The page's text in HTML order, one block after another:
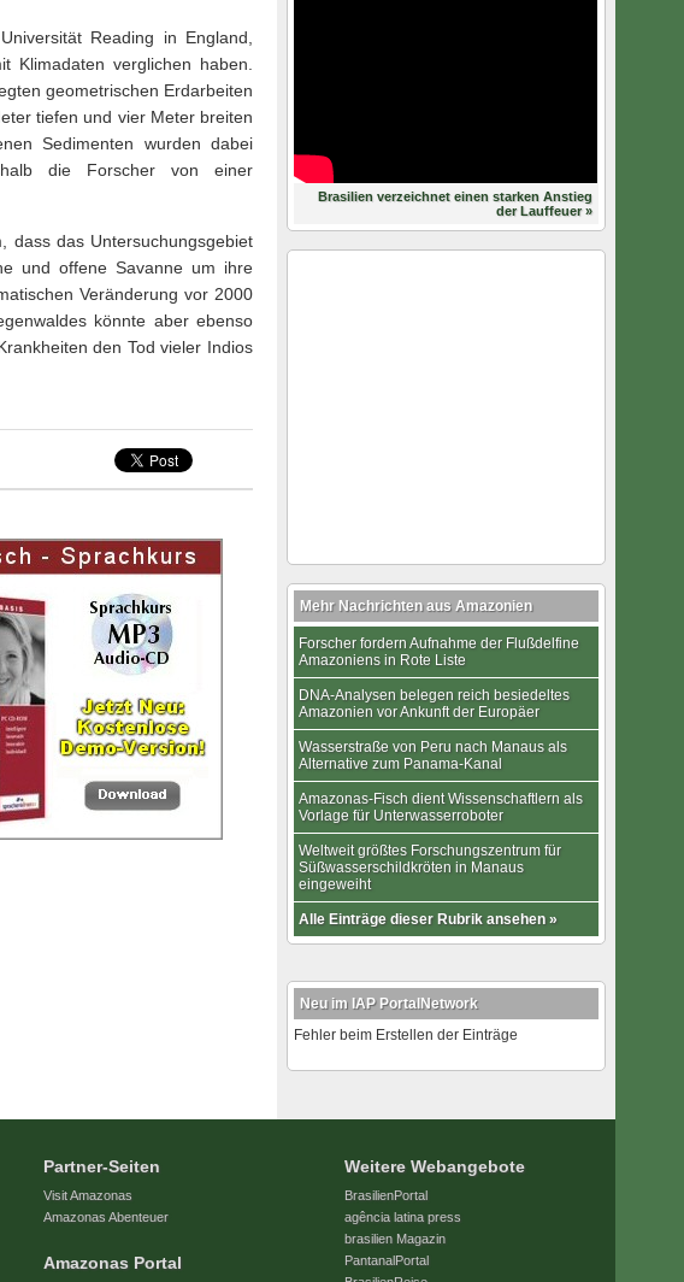
Reading in England,
Klimadaten verglichen haben.
geometrischen Erdarbeiten
tiefen und vier Meter breiten
Sedimenten wurden dabei
die Forscher von einer
dass das Untersuchungsgebiet
und offene Savanne um ihre
Veränderung vor 2000
könnte aber ebenso
den Tod vieler Indios
Brasilien verzeichnet einen starken Anstieg
der Lauffeuer »
Mehr Nachrichten aus Amazonien
Forscher fordern Aufnahme der Flußdelfine
Amazoniens in Rote Liste
DNA-Analysen belegen reich besiedeltes
Amazonien vor Ankunft der Europäer
Wasserstraße von Peru nach Manaus als
Alternative zum Panama-Kanal
Amazonas-Fisch dient Wissenschaftlern als
Vorlage für Unterwasserroboter
Weltweit größtes Forschungszentrum für
Süßwasserschildkröten in Manaus
eingeweiht
Alle Einträge dieser Rubrik ansehen »
Neu im IAP PortalNetwork
Fehler beim Erstellen der Einträge
Partner-Seiten
Visit Amazonas
Amazonas Abenteuer
Amazonas Portal
Weitere Webangebote
BrasilienPortal
agência latina press
brasilien Magazin
PantanalPortal